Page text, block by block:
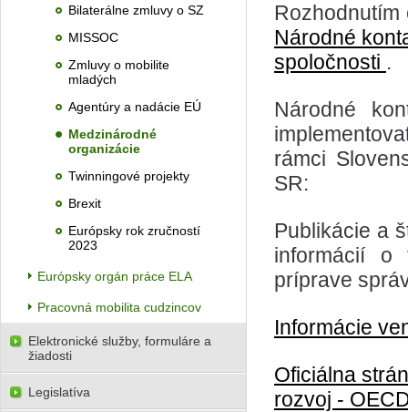
Národné
spoločnosti .
Národné
rámci
SR:
Publikácie a
informácií o
príprave
Informácie
Oficiálna
rozvoj -
Bilaterálne zmluvy o SZ
MISSOC
Zmluvy o mobilite
mladých
Agentúry a nadácie EÚ
Medzinárodné
organizácie
Twinningové projekty
Brexit
Európsky rok zručností
2023
Európsky orgán práce ELA
Pracovná mobilita cudzincov
Elektronické služby, formuláre a
žiadosti
Legislatíva